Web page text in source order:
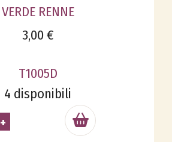
VERDE RENNE
3,00 €
T1005D
4 disponibili
+